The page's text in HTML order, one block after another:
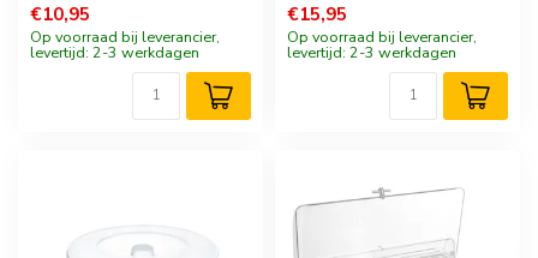
€10,95
Op voorraad bij leverancier,
levertijd: 2-3 werkdagen
€15,95
Op voorraad bij leverancier,
levertijd: 2-3 werkdagen